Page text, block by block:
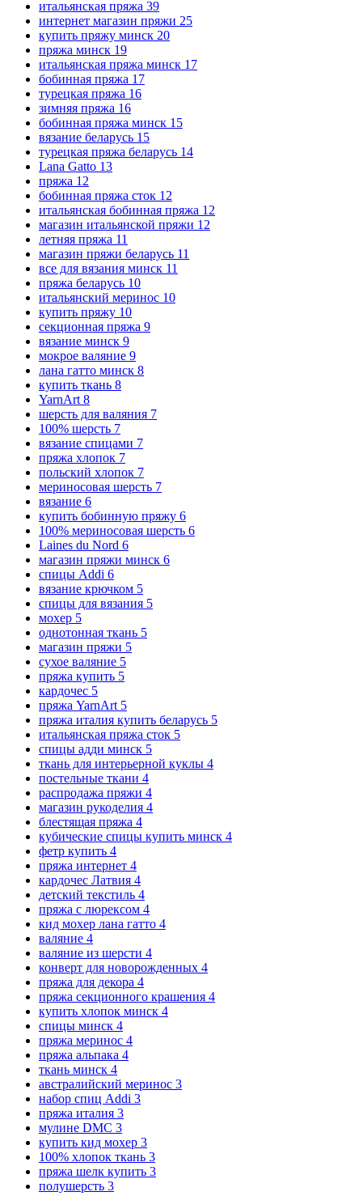
итальянская пряжа 39
интернет магазин пряжи 25
купить пряжу минск 20
пряжа минск 19
итальянская пряжа минск 17
бобинная пряжа 17
турецкая пряжа 16
зимняя пряжа 16
бобинная пряжа минск 15
вязание беларусь 15
турецкая пряжа беларусь 14
Lana Gatto 13
пряжа 12
бобинная пряжа сток 12
итальянская бобинная пряжа 12
магазин итальянской пряжи 12
летняя пряжа 11
магазин пряжи беларусь 11
все для вязания минск 11
пряжа беларусь 10
итальянский меринос 10
купить пряжу 10
секционная пряжа 9
вязание минск 9
мокрое валяние 9
лана гатто минск 8
купить ткань 8
YarnArt 8
шерсть для валяния 7
100% шерсть 7
вязание спицами 7
пряжа хлопок 7
польский хлопок 7
мериносовая шерсть 7
вязание 6
купить бобинную пряжу 6
100% мериносовая шерсть 6
Laines du Nord 6
магазин пряжи минск 6
спицы Addi 6
вязание крючком 5
спицы для вязания 5
мохер 5
однотонная ткань 5
магазин пряжи 5
сухое валяние 5
пряжа купить 5
кардочес 5
пряжа YarnArt 5
пряжа италия купить беларусь 5
итальянская пряжа сток 5
спицы адди минск 5
ткань для интерьерной куклы 4
постельные ткани 4
распродажа пряжи 4
магазин рукоделия 4
блестящая пряжа 4
кубические спицы купить минск 4
фетр купить 4
пряжа интернет 4
кардочес Латвия 4
детский текстиль 4
пряжа с люрексом 4
кид мохер лана гатто 4
валяние 4
валяние из шерсти 4
конверт для новорожденных 4
пряжа для декора 4
пряжа секционного крашения 4
купить хлопок минск 4
спицы минск 4
пряжа меринос 4
пряжа альпака 4
ткань минск 4
австралийский меринос 3
набор спиц Addi 3
пряжа италия 3
мулине DMC 3
купить кид мохер 3
100% хлопок ткань 3
пряжа шелк купить 3
полушерсть 3